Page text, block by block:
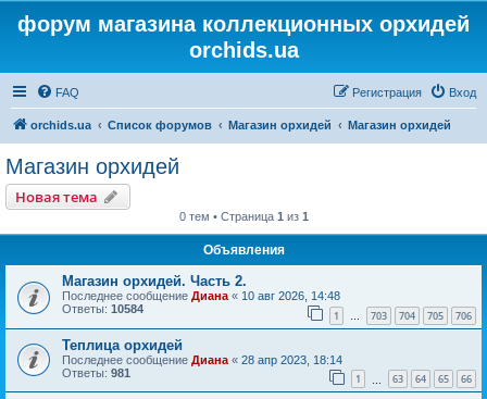
форум магазина коллекционных орхидей
orchids.ua
FAQ Вход
Регистрация
orchids.ua Список форумов Магазин орхидей Магазин орхидей
Магазин орхидей
Новая тема
0 тем • Страница 1 из 1
Объявления
Магазин орхидей. Часть 2.
Последнее сообщение Диана « 10 авг 2026, 14:48
Ответы: 10584 1 … 703 704 705 706
Теплица орхидей
Последнее сообщение Диана « 28 апр 2023, 18:14
Ответы: 981 1 63 64 65 66